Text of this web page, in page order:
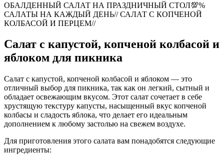
ОБАЛДЕННЫЙ САЛАТ НА ПРАЗДНИЧНЫЙ СТОЛ💯%
САЛАТЫ НА КАЖДЫЙ ДЕНЬ// САЛАТ С КОПЧЕНОЙ
КОЛБАСОЙ И ПЕРЦЕМ//
Салат с капустой, копченой колбасой и
яблоком для пикника
Салат с капустой, копченой колбасой и яблоком — это
отличный выбор для пикника, так как он легкий, сытный и
обладает освежающим вкусом. Этот салат сочетает в себе
хрустящую текстуру капусты, насыщенный вкус копченой
колбасы и сладость яблока, что делает его идеальным
дополнением к любому застолью на свежем воздухе.
Для приготовления этого салата вам понадобятся следующие
ингредиенты: